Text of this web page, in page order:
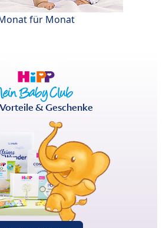
für Monat
& Geschenke